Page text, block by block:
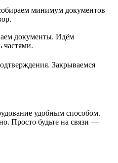
минимум документов
документы. Идём
частями.
Закрываемся
удобным способом.
Просто будьте на связи —